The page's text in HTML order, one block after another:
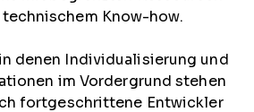
Know-how.
denen Individualisierung und
im Vordergrund stehen
fortgeschrittene Entwickler